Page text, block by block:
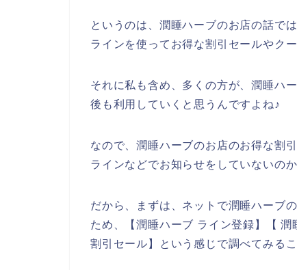
というのは、潤睡ハーブのお店の話で
ラインを使ってお得な割引セールやク
それに私も含め、多くの方が、潤睡ハ
後も利用していくと思うんですよね♪
なので、潤睡ハーブのお店のお得な割
ラインなどでお知らせをしていないの
だから、まずは、ネットで潤睡ハーブ
ため、【潤睡ハーブ ライン登録】【
割引セール】という感じで調べてみるこ